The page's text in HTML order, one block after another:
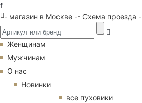
f
- магазин в Москве -- Схема проезда -
Женщинам
Мужчинам
О нас
Новинки
все пуховики